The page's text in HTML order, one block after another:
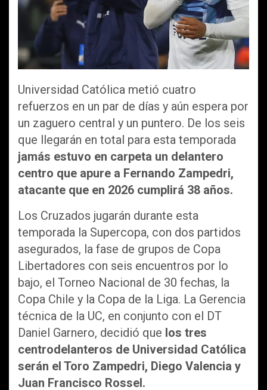
Universidad Católica metió cuatro
refuerzos en un par de días y aún espera por
un zaguero central y un puntero. De los seis
que llegarán en total para esta temporada
jamás estuvo en carpeta un delantero
centro que apure a Fernando Zampedri,
atacante que en 2026 cumplirá 38 años.
Los Cruzados jugarán durante esta
temporada la Supercopa, con dos partidos
asegurados, la fase de grupos de Copa
Libertadores con seis encuentros por lo
bajo, el Torneo Nacional de 30 fechas, la
Copa Chile y la Copa de la Liga. La Gerencia
técnica de la UC, en conjunto con el DT
Daniel Garnero, decidió que los tres
centrodelanteros de Universidad Católica
serán el Toro Zampedri, Diego Valencia y
Juan Francisco Rossel.